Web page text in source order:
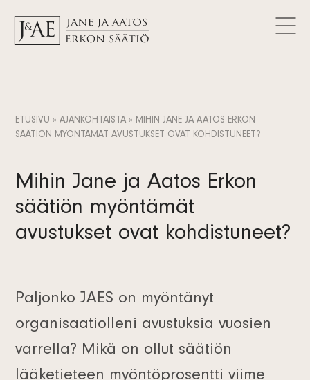
Logot
Yhteystiedot
Tutki avustuksia
AJANKOHTAISTA
Tilaa uutiskirje
SV
ETUSIVU »AJANKOHTAISTA » MIHIN JANE JA AATOS ERKON
SÄÄTIÖN MYÖNTÄMÄT AVUSTUKSET OVAT KOHDISTUNEET?
Mihin Jane ja Aatos Erkon
säätiön myöntämät
avustukset ovat kohdistuneet?
Paljonko JAES on myöntänyt
organisaatiolleni avustuksia vuosien
varrella? Mikä on ollut säätiön
lääketieteen myöntöprosentti viime